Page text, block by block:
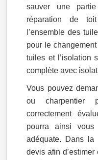
sauver une
réparation de
l’ensemble des
pour le
tuiles et l’isolation
complète avec
Vous pouvez
ou charpentier
correctement
pourra ainsi
adéquate. Dans
devis afin